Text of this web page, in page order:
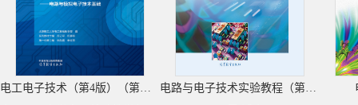
电工电子技术（第4版）（第一分册）——电路与模拟电子技术基础
电路与电子技术实验教程（第2版）